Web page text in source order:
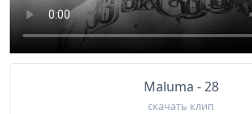
Maluma - 28
скачать клип